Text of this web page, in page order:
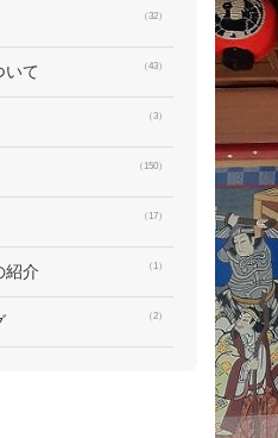
（32）
いて （43）
（3）
（150）
（17）
紹介 （1）
（2）